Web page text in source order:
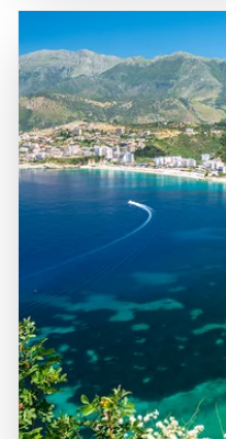
Nationalpark und der
Möglichkeiten für
Radfahren und
unbedingt erkunden, um
Landschaften, die
Einheimischen und die
genießen, die dieses
Erlebnis machen.
erreichbar über das
Flughafen Podgorica, der
europäischen Städten
Montenegro zu einem
Erkundungstouren in die
einschließlich der
historischen Stätten. Die
Schönheit, kulturellem
Gastfreundschaft macht
Ziel für Reisende, die die
faszinierenden Landes